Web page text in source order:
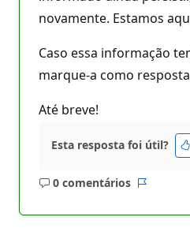
novamente. Estamos
Caso essa informação
marque-a como
Até breve!
Esta resposta foi útil?
0 comentários
Sem